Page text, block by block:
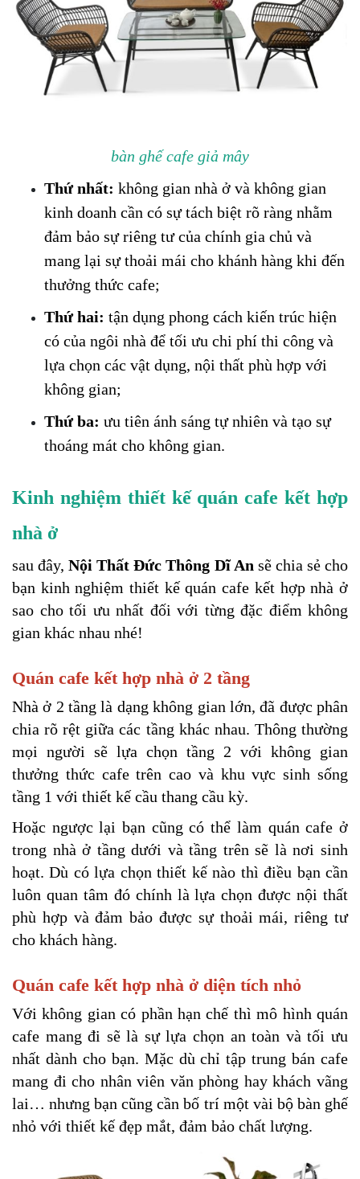
bàn ghế cafe giả mây
Thứ nhất: không gian nhà ở và không gian
kinh doanh cần có sự tách biệt rõ ràng nhằm
đảm bảo sự riêng tư của chính gia chủ và
mang lại sự thoải mái cho khánh hàng khi đến
thưởng thức cafe;
Thứ hai: tận dụng phong cách kiến trúc hiện
có của ngôi nhà để tối ưu chi phí thi công và
lựa chọn các vật dụng, nội thất phù hợp với
không gian;
Thứ ba: ưu tiên ánh sáng tự nhiên và tạo sự
thoáng mát cho không gian.
Kinh nghiệm thiết kế quán cafe kết hợp
nhà ở
sau đây, Nội Thất Đức Thông Dĩ An sẽ chia sẻ cho
bạn kinh nghiệm thiết kế quán cafe kết hợp nhà ở
sao cho tối ưu nhất đối với từng đặc điểm không
gian khác nhau nhé!
Quán cafe kết hợp nhà ở 2 tầng
Nhà ở 2 tầng là dạng không gian lớn, đã được phân
chia rõ rệt giữa các tầng khác nhau. Thông thường
mọi người sẽ lựa chọn tầng 2 với không gian
thưởng thức cafe trên cao và khu vực sinh sống
tầng 1 với thiết kế cầu thang cầu kỳ.
Hoặc ngược lại bạn cũng có thể làm quán cafe ở
trong nhà ở tầng dưới và tầng trên sẽ là nơi sinh
hoạt. Dù có lựa chọn thiết kế nào thì điều bạn cần
luôn quan tâm đó chính là lựa chọn được nội thất
phù hợp và đảm bảo được sự thoải mái, riêng tư
cho khách hàng.
Quán cafe kết hợp nhà ở diện tích nhỏ
Với không gian có phần hạn chế thì mô hình quán
cafe mang đi sẽ là sự lựa chọn an toàn và tối ưu
nhất dành cho bạn. Mặc dù chỉ tập trung bán cafe
mang đi cho nhân viên văn phòng hay khách vãng
lai… nhưng bạn cũng cần bố trí một vài bộ bàn ghế
nhỏ với thiết kế đẹp mắt, đảm bảo chất lượng.